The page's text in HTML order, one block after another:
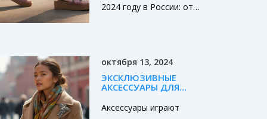
2024 году в России: от
Советы по выбору,
материалам и где купить
октября 13, 2024
ЭКСКЛЮЗИВНЫЕ
АКСЕССУАРЫ ДЛЯ
ВЫБРАТЬ И НОСИТЬ
Аксессуары играют